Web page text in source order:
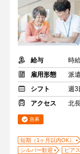
給与
時
雇用形態
派
シフト
週3
アクセス
北
急募
短期（1ヶ月以内OK）
シルバー歓迎
ピア